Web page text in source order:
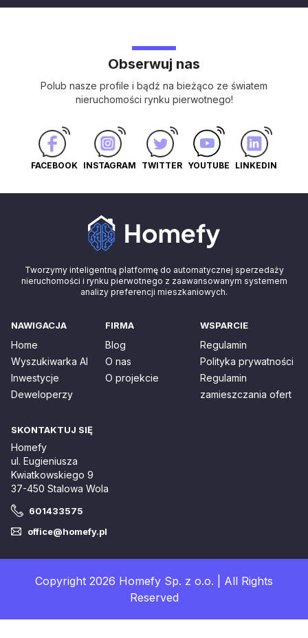
Obserwuj nas
Polub nasze profile i bądź na bieżąco ze światem
nieruchomości rynku pierwotnego!
FACEBOOK INSTAGRAM TWITTER YOUTUBE LINKEDIN
Tworzymy inteligentną platformę do automatycznej sperzedaży
nieruchomości i rynku pierwotnego z zaawansowanym systemem
analizy preferencji mieszkaniowych.
NAWIGACJA
Home
Wyszukiwarka AI
Inwestycje
Deweloperzy
FIRMA
Blog
O nas
O projekcie
WSPARCIE
Regulamin
Polityka prywatności
Regulamin
zamieszczania ofert
SKONTAKTUJ SIĘ
Homefy
ul. Eugieniusza
Kwiatkowskiego 9
37-450 Stalowa Wola
601433575
office@homefy.pl
Copyright 2026 Homefy Sp. z o.o. | All Rights
Reserved